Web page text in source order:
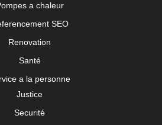
a chaleur
SEO
Renovation
Santé
a la personne
Justice
Securité